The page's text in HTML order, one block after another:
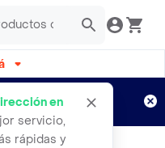
en
servicio,
rápidas y
Aplican TyC